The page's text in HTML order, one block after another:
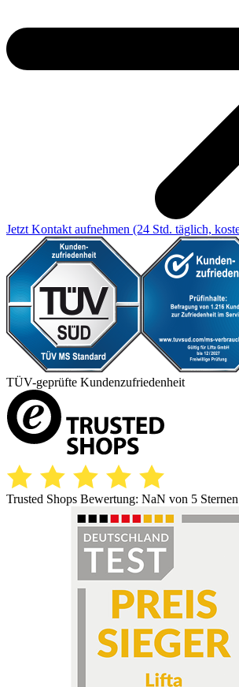
Jetzt Kontakt aufnehmen (24 Std. täglich,
TÜV-geprüfte Kundenzufriedenheit
Trusted Shops Bewertung: NaN von 5 Sternen